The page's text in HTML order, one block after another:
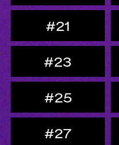
#21
#23
#25
#27